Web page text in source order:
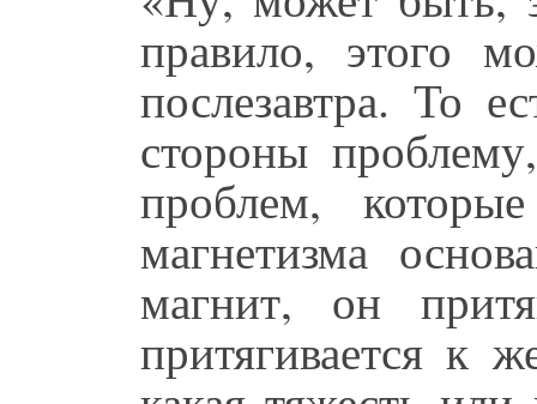
правило, этого
послезавтра. То
стороны
проблем,
магнетизма
магнит, он
притягивается к